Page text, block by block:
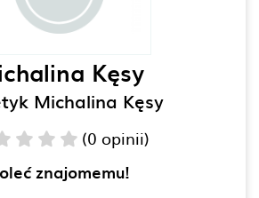
Kęsy
Michalina Kęsy
(0 opinii)
znajomemu!